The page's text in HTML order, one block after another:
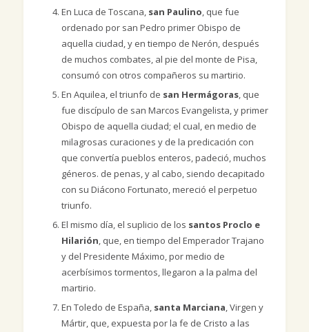
En Luca de Toscana, san Paulino, que fue
ordenado por san Pedro primer Obispo de
aquella ciudad, y en tiempo de Nerón, después
de muchos combates, al pie del monte de Pisa,
consumó con otros compañeros su martirio.
En Aquilea, el triunfo de san Hermágoras, que
fue discípulo de san Marcos Evangelista, y primer
Obispo de aquella ciudad; el cual, en medio de
milagrosas curaciones y de la predicación con
que convertía pueblos enteros, padeció, muchos
géneros. de penas, y al cabo, siendo decapitado
con su Diácono Fortunato, mereció el perpetuo
triunfo.
El mismo día, el suplicio de los santos Proclo e
Hilarión, que, en tiempo del Emperador Trajano
y del Presidente Máximo, por medio de
acerbísimos tormentos, llegaron a la palma del
martirio.
En Toledo de España, santa Marciana, Virgen y
Mártir, que, expuesta por la fe de Cristo a las